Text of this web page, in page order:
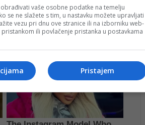
vaše osobne podatke na temelju
se ne slažete s tim, u nastavku možete upravljati
vezu pri dnu ove stranice ili na izborniku web-
ili povlačenje pristanka u postavkama
Pristajem